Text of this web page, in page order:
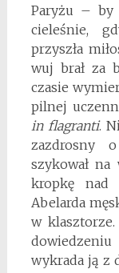
Paryżu – by
cieleśnie,
przyszła
wuj brał za
czasie
pilnej
in flagranti.
zazdrosny
szykował
kropkę nad
Abelarda
w
wykrada ją z